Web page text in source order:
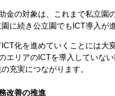
金の対象は、これまで私立園
に続き公立園でもICT導入が
化を進めていくことには大
エリアのICTを導入していな
充実につながります。
改善の推進